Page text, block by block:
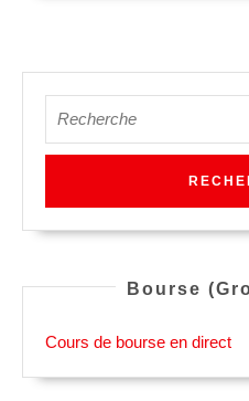
for:
Bourse
Cours de bourse en direct